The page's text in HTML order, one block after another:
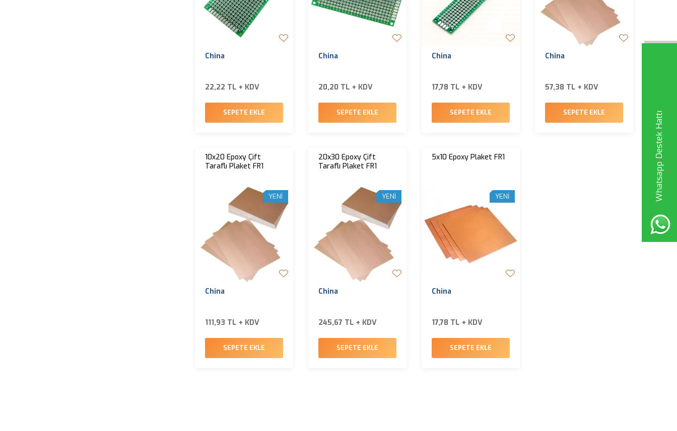
Whatsapp Destek Hattı
China
22,22 TL + KDV
SEPETE EKLE
China
20,20 TL + KDV
SEPETE EKLE
China
17,78 TL + KDV
SEPETE EKLE
China
57,38 TL + KDV
SEPETE EKLE
10x20 Epoxy Çift
Taraflı Plaket FR1
YENI
China
111,93 TL + KDV
SEPETE EKLE
20x30 Epoxy Çift
Taraflı Plaket FR1
YENI
China
245,67 TL + KDV
SEPETE EKLE
5x10 Epoxy Plaket FR1
YENI
China
17,78 TL + KDV
SEPETE EKLE